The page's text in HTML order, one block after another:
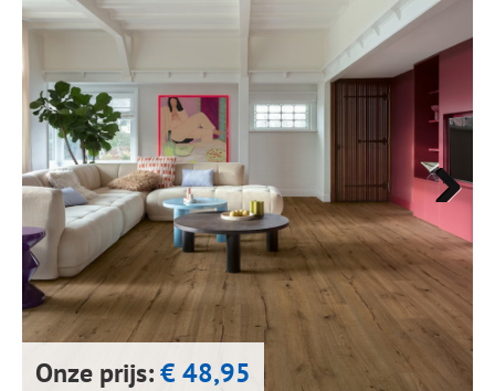
Onze prijs:€ 48,95
Next
Next